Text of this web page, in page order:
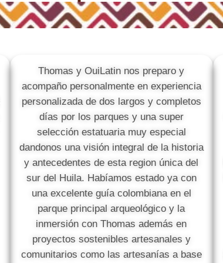
Thomas y OuiLatin nos preparo y
acompaño personalmente en experiencia
personalizada de dos largos y completos
días por los parques y una super
selección estatuaria muy especial
dandonos una visión integral de la historia
y antecedentes de esta region única del
sur del Huila. Habíamos estado ya con
una excelente guía colombiana en el
parque principal arqueológico y la
inmersión con Thomas además en
proyectos sostenibles artesanales y
comunitarios como las artesanías a base